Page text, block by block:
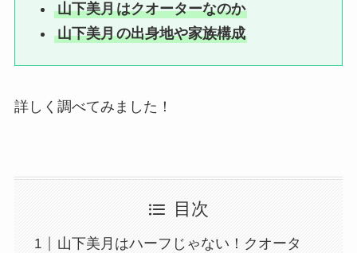
山下美月はクオーターなのか
山下美月の出身地や家族構成
詳しく調べてみました！
目次
山下美月はハーフじゃない！クオータ